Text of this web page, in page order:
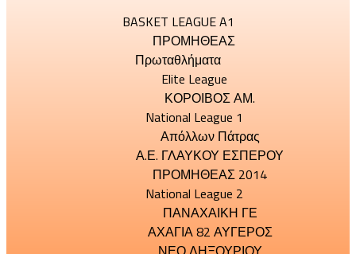
BASKET LEAGUE A1
ΠΡΟΜΗΘΕΑΣ
Πρωταθλήματα
Elite League
ΚΟΡΟΙΒΟΣ ΑΜ.
National League 1
Απόλλων Πάτρας
Α.Ε. ΓΛΑΥΚΟΥ ΕΣΠΕΡΟΥ
ΠΡΟΜΗΘΕΑΣ 2014
National League 2
ΠΑΝΑΧΑΙΚΗ ΓΕ
ΑΧΑΓΙΑ 82 ΑΥΓΕΡΟΣ